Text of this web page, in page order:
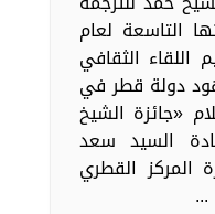
التاسعة لعام
اللقاء الثقافي
دولة قطر في
«جائزة الشيخ
السيد سعد
المركز القطري
...